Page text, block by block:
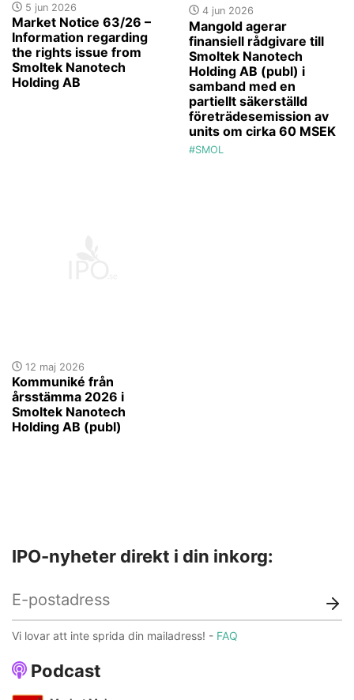
5 jun 2026
Market Notice 63/26 –
Information regarding
the rights issue from
Smoltek Nanotech
Holding AB
4 jun 2026
Mangold agerar
finansiell rådgivare till
Smoltek Nanotech
Holding AB (publ) i
samband med en
partiellt säkerställd
företrädesemission av
units om cirka 60 MSEK
#SMOL
12 maj 2026
Kommuniké från
årsstämma 2026 i
Smoltek Nanotech
Holding AB (publ)
Podcast
IPO-nyheter direkt i din inkorg:
Vi lovar att inte sprida din mailadress! - FAQ